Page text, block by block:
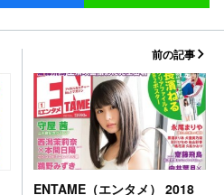
前の記事
ENTAME（エンタメ） 2018